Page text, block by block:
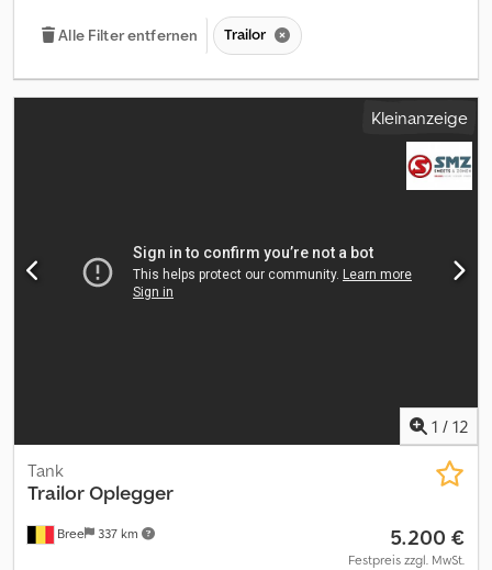
Alle Filter entfernen Trailor
Kleinanzeige
1 / 12
Bree 337 km
Tank
TrailorOplegger
5.200 €
Festpreis zzgl. MwSt.